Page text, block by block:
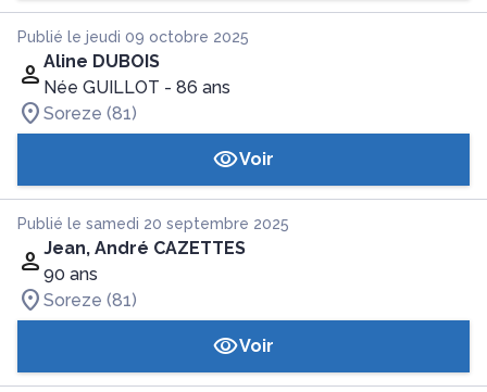
Publié le jeudi 09 octobre 2025
Aline DUBOIS
Née GUILLOT - 86 ans
Soreze (81)
Voir
Publié le samedi 20 septembre 2025
Jean, André CAZETTES
90 ans
Soreze (81)
Voir